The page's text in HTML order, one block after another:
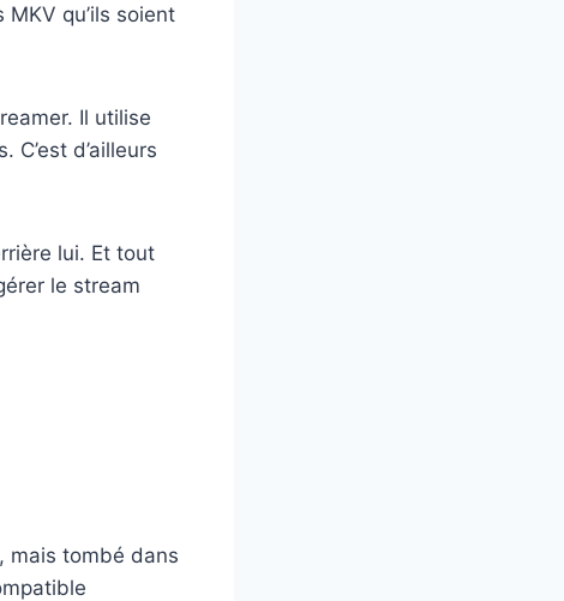
qu’ils soient
Il utilise
d’ailleurs
lui. Et tout
le stream
mais tombé dans